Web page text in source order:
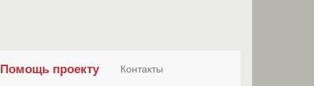
Помощь проекту Контакты